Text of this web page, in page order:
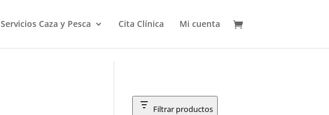
Servicios Caza y Pesca Cita Clínica Mi cuenta
Filtrar productos